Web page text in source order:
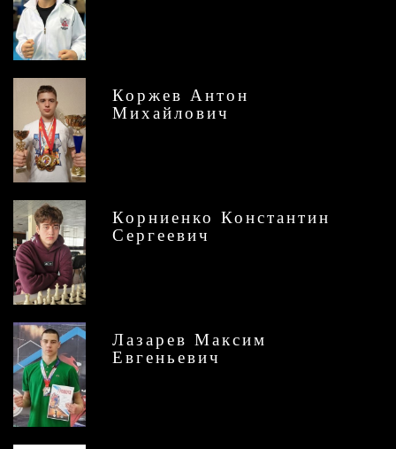
Коржев Антон
Михайлович
Корниенко Константин
Сергеевич
Лазарев Максим
Евгеньевич